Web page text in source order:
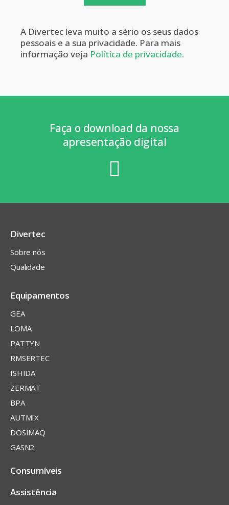
A Divertec leva muito a sério os seus dados
pessoais e a sua privacidade. Para mais
informação veja Política de privacidade.
Faça o download da nossa
apresentação digital
Divertec
Sobre nós
Qualidade
Equipamentos
GEA
LOMA
PATTYN
RMSERTEC
ISHIDA
ZERMAT
BPA
AUTMIX
DOSIMAQ
GASN2
Consumíveis
Assistência